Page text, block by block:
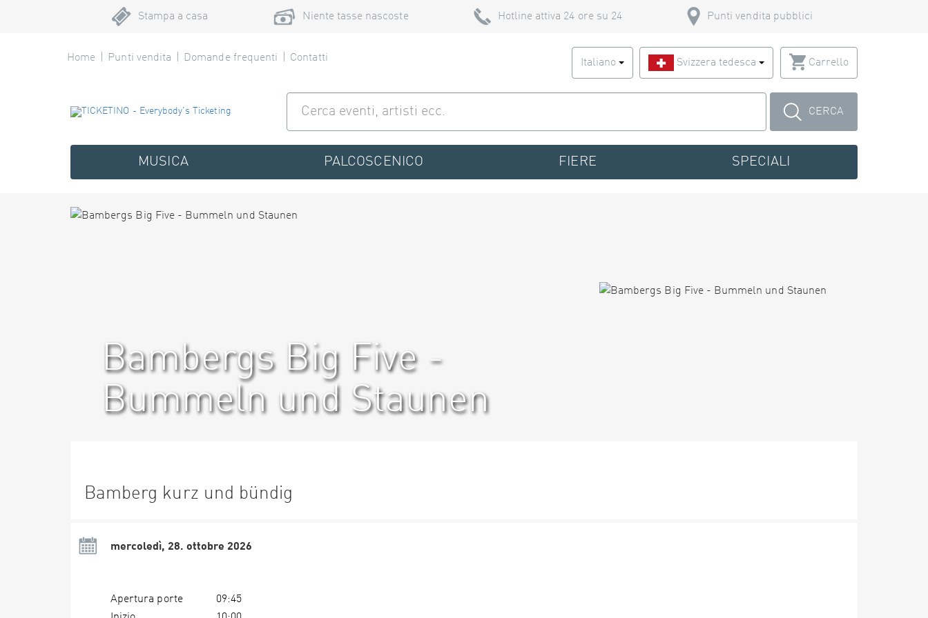
Stampa a casa Niente tasse nascoste Hotline attiva 24 ore su 24 Punti vendita pubblici
Home Punti vendita Domande frequenti Contatti Italiano Svizzera tedesca Carrello
CERCA
MUSICA PALCOSCENICO FIERE SPECIALI
Bambergs Big Five -
Bummeln und Staunen
Bamberg kurz und bündig
mercoledì, 28. ottobre 2026
Apertura porte
09:45